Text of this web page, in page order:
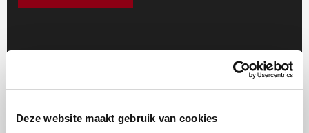
Deze website maakt gebruik van cookies